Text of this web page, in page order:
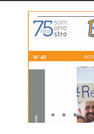
EMPLEO